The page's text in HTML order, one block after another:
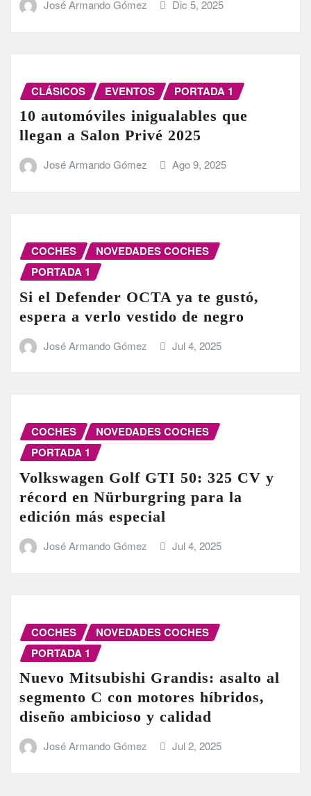
José Armando Gómez Dic 5, 2025
CLÁSICOS EVENTOS PORTADA 1
10 automóviles inigualables que
llegan a Salon Privé 2025
José Armando Gómez Ago 9, 2025
COCHES
NOVEDADES COCHES
PORTADA 1
Si el Defender OCTA ya te gustó,
espera a verlo vestido de negro
José Armando Gómez Jul 4, 2025
COCHES
NOVEDADES COCHES
PORTADA 1
Volkswagen Golf GTI 50: 325 CV y
récord en Nürburgring para la
edición más especial
José Armando Gómez Jul 4, 2025
COCHES
NOVEDADES COCHES
PORTADA 1
Nuevo Mitsubishi Grandis: asalto al
segmento C con motores híbridos,
diseño ambicioso y calidad
José Armando Gómez Jul 2, 2025